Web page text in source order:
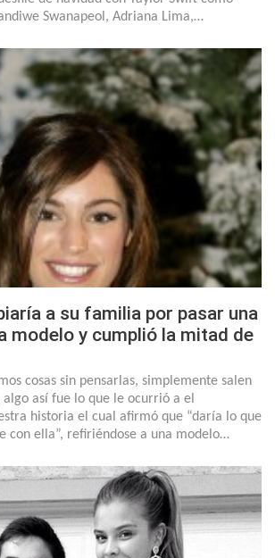
Swanapeol, Adriana Lima,…
a su familia por pasar una
modelo y cumplió la mitad de
cosas sin pensarlas, simplemente salen
así fue lo que le ocurrió a el
historia el cual afirmó que “daría lo que
con ella”, refiriéndose a una modelo…